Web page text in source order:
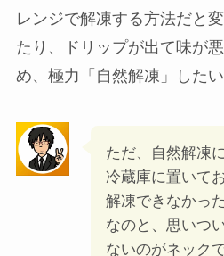
我が家ではスーパーの安い
材を小分けにして冷凍で使
す。
す。
レンジで解凍する方法だと
たり、ドリップが出て味が
め、極力「自然解凍」した